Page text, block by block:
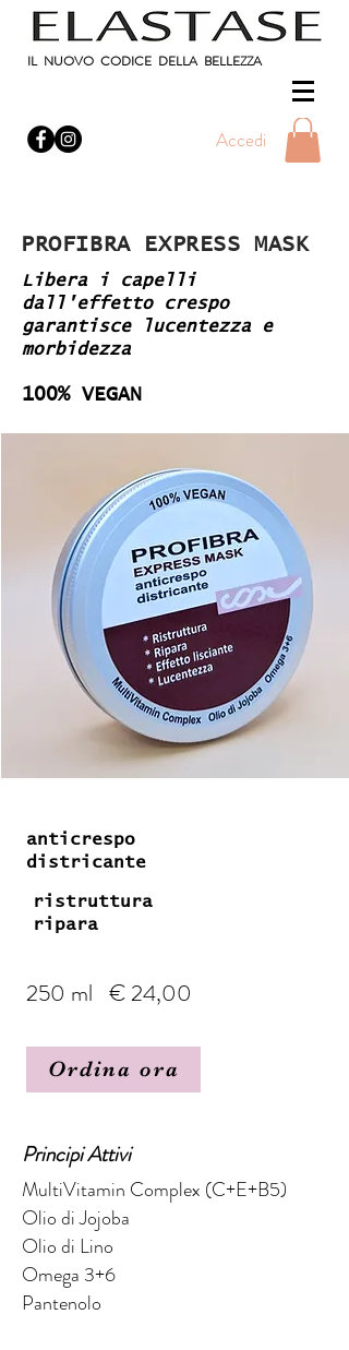
IL NUOVO CODICE DELLA BELLEZZA
Accedi
PROFIBRA EXPRESS MASK
Libera i capelli
dall'effetto crespo
garantisce lucentezza e
morbidezza
100% VEGAN
anticrespo
districante
ristruttura
ripara
250 ml € 24,00
Ordina ora
Principi Attivi
MultiVitamin Complex (C+E+B5)
Olio di Jojoba
Olio di Lino
Omega 3+6
Pantenolo